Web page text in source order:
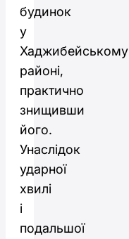
будинок
у
Хаджибейському
районі,
практично
знищивши
його.
Унаслідок
ударної
хвилі
і
подальшої